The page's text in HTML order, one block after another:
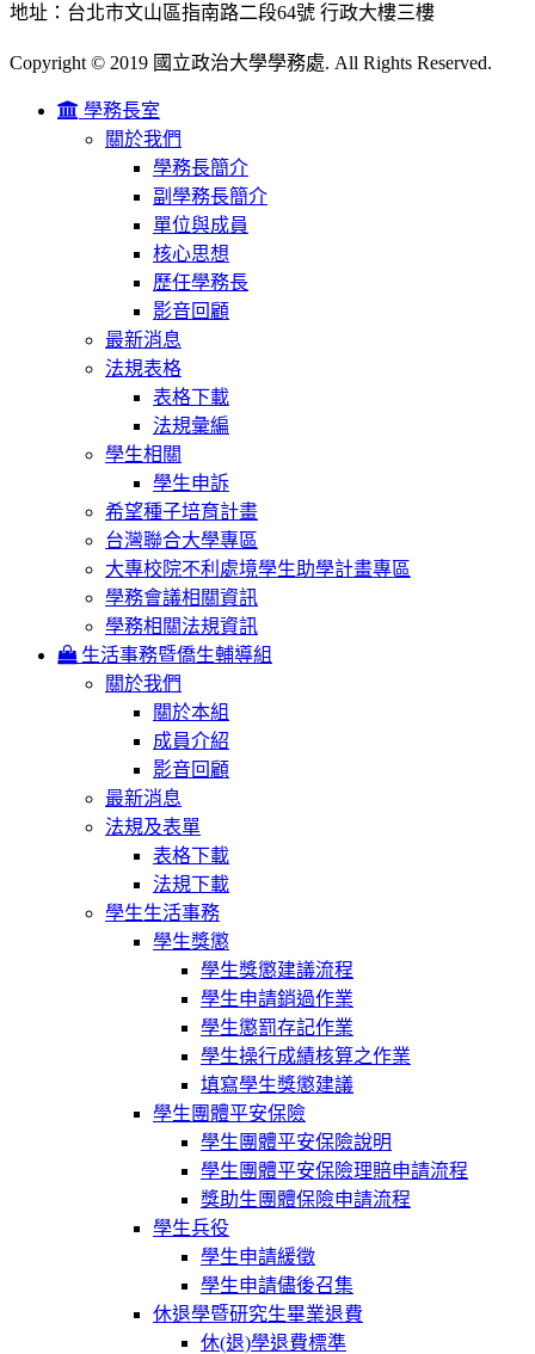
地址：台北市文山區指南路二段64號 行政大樓三樓
Copyright © 2019 國立政治大學學務處. All Rights Reserved.
學務長室
關於我們
學務長簡介
副學務長簡介
單位與成員
核心思想
歷任學務長
影音回顧
最新消息
法規表格
表格下載
法規彙編
學生相關
學生申訴
希望種子培育計畫
台灣聯合大學專區
大專校院不利處境學生助學計畫專區
學務會議相關資訊
學務相關法規資訊
生活事務暨僑生輔導組
關於我們
關於本組
成員介紹
影音回顧
最新消息
法規及表單
表格下載
法規下載
學生生活事務
學生獎懲
學生獎懲建議流程
學生申請銷過作業
學生懲罰存記作業
學生操行成績核算之作業
填寫學生獎懲建議
學生團體平安保險
學生團體平安保險說明
學生團體平安保險理賠申請流程
獎助生團體保險申請流程
學生兵役
學生申請緩徵
學生申請儘後召集
休退學暨研究生畢業退費
休(退)學退費標準